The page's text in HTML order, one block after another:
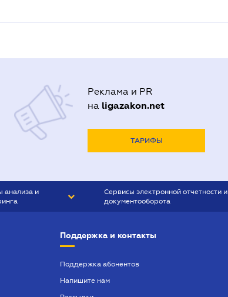
Реклама и PR
на ligazakon.net
ТАРИФЫ
анализа и
Сервисы электронной отчетности и
документооборота
Поддержка и контакты
Поддержка абонентов
Напишите нам